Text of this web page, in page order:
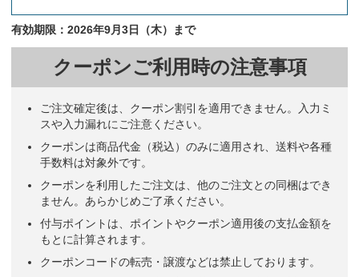
有効期限：2026年9月3日（木）まで
クーポンご利用時の注意事項
ご注文確定後は、クーポン割引を適用できません。入力ミ
スや入力漏れにご注意ください。
クーポンは商品代金（税込）のみに適用され、送料や各種
手数料は対象外です。
クーポンを利用したご注文は、他のご注文との同梱はでき
ません。あらかじめご了承ください。
付与ポイントは、ポイントやクーポン適用後の支払金額を
もとに計算されます。
クーポンコードの転売・譲渡などは禁止しております。